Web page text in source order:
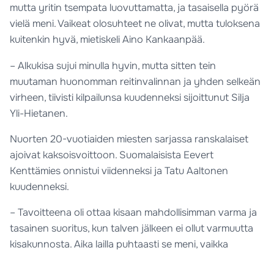
mutta yritin tsempata luovuttamatta, ja tasaisella pyörä
vielä meni. Vaikeat olosuhteet ne olivat, mutta tuloksena
kuitenkin hyvä, mietiskeli Aino Kankaanpää.
– Alkukisa sujui minulla hyvin, mutta sitten tein
muutaman huonomman reitinvalinnan ja yhden selkeän
virheen, tiivisti kilpailunsa kuudenneksi sijoittunut Silja
Yli-Hietanen.
Nuorten 20-vuotiaiden miesten sarjassa ranskalaiset
ajoivat kaksoisvoittoon. Suomalaisista Eevert
Kenttämies onnistui viidenneksi ja Tatu Aaltonen
kuudenneksi.
– Tavoitteena oli ottaa kisaan mahdollisimman varma ja
tasainen suoritus, kun talven jälkeen ei ollut varmuutta
kisakunnosta. Aika lailla puhtaasti se meni, vaikka